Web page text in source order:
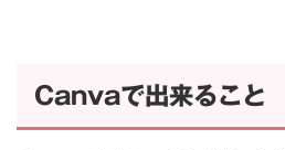
Canvaで出来ること